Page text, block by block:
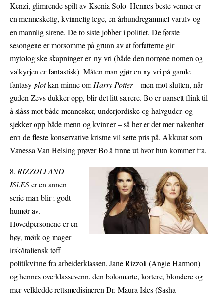
Kenzi, glimrende spilt av Ksenia Solo. Hennes beste venner er
en menneskelig, kvinnelig lege, en århundregammel varulv og
en mannlig sirene. De to siste jobber i politiet. De første
sesongene er morsomme på grunn av at forfatterne gir
mytologiske skapninger en ny vri (både den norrøne nornen og
valkyrjen er fantastisk). Måten man gjør en ny vri på gamle
fantasy-plotkan minne om Harry Potter– men mot slutten, når
guden Zevs dukker opp, blir det litt særere. Bo er uansett flink til
å slåss mot både mennesker, underjordiske og halvguder, og
sjekker opp både menn og kvinner – så her er det mer nakenhet
enn de fleste konservative kristne vil sette pris på. Akkurat som
Vanessa Van Helsing prøver Bo å finne ut hvor hun kommer fra.
8. RIZZOLI AND
ISLESer en annen
serie man blir i godt
humør av.
Hovedpersonene er en
høy, mørk og mager
irsk/italiensk tøff
politikvinne fra arbeiderklassen, Jane Rizzoli (Angie Harmon)
og hennes overklassevenn, den boksmarte, kortere, blondere og
mer velkledde rettsmedisineren Dr. Maura Isles (Sasha